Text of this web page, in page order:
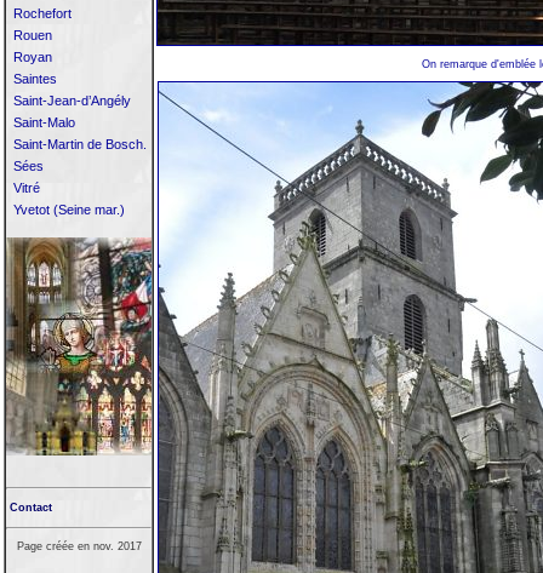
Rochefort
Rouen
Royan
Saintes
Saint-Jean-d’Angély
Saint-Malo
Saint-Martin de Bosch.
Sées
Vitré
Yvetot (Seine mar.)
Contact
Page créée en nov. 2017
On remarque d'emblée